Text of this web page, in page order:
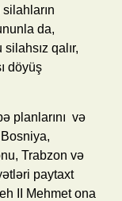
da,
qalır,
döyüş
planlarını və
Trabzon və
paytaxt
II Mehmet ona